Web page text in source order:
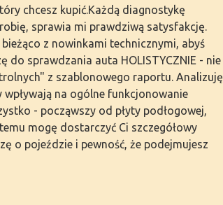
chcesz kupić.Każdą diagnostykę
sprawia mi prawdziwą satysfakcję.
z nowinkami technicznymi, abyś
do sprawdzania auta HOLISTYCZNIE - nie
z szablonowego raportu. Analizuję
na ogólne funkcjonowanie
- począwszy od płyty podłogowej,
mogę dostarczyć Ci szczegółowy
o pojeździe i pewność, że podejmujesz